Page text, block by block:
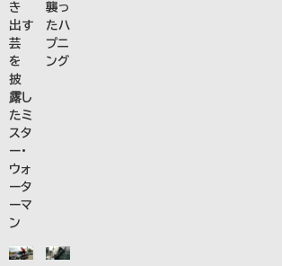
き
出す
芸
を
披
露し
たミ
スタ
ー・
ウォ
ータ
ーマ
ン
襲っ
たハ
プニ
ング